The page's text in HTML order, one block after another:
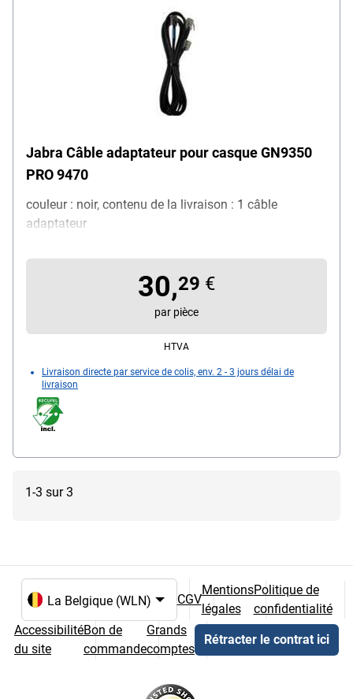
Jabra Câble adaptateur pour casque GN9350
PRO 9470
couleur : noir, contenu de la livraison : 1 câble
adaptateur
30,29 €
par pièce
HTVA
Livraison directe par service de colis, env. 2 - 3 jours délai de
livraison
1-3 sur 3
Choix de la langue et du pays
CGV
Mentions
légales
Politique de
confidentialité
Accessibilité
du site
Bon de
commande
Grands
comptes
Rétracter le contrat ici